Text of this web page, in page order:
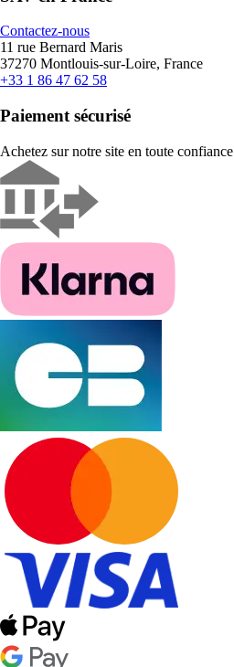
Contactez-nous
11 rue Bernard Maris
37270 Montlouis-sur-Loire, France
+33 1 86 47 62 58
Paiement sécurisé
Achetez sur notre site en toute confiance